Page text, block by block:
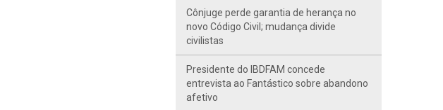
Cônjuge perde garantia de herança no
novo Código Civil; mudança divide
civilistas
Presidente do IBDFAM concede
entrevista ao Fantástico sobre abandono
afetivo